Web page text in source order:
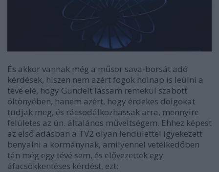
És akkor vannak még a műsor sava-borsát adó
kérdések, hiszen nem azért fogok holnap is leülni a
tévé elé, hogy Gundelt lássam remekül szabott
öltönyében, hanem azért, hogy érdekes dolgokat
tudjak meg, és rácsodálkozhassak arra, mennyire
felületes az ún. általános műveltségem. Ehhez képest
az első adásban a TV2 olyan lendülettel igyekezett
benyalni a kormánynak, amilyennel vetélkedőben
tán még egy tévé sem, és elővezettek egy
áfacsökkentéses kérdést, ezt: